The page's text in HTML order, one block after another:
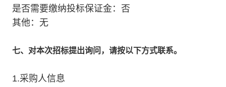
是否需要缴纳投标保证金：否
其他：无
七、对本次招标提出询问，请按以下方式联系。
1.采购人信息